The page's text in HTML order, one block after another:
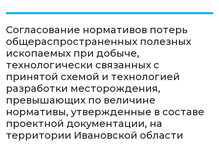
Согласование нормативов потерь
общераспространенных полезных
ископаемых при добыче,
технологически связанных с
принятой схемой и технологией
разработки месторождения,
превышающих по величине
нормативы, утвержденные в составе
проектной документации, на
территории Ивановской области